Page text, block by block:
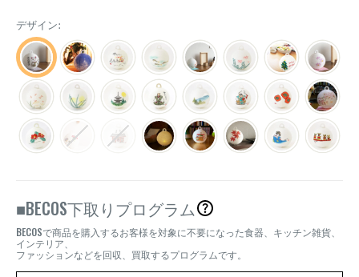
デザイン:
■BECOS下取りプログラム
BECOSで商品を購入するお客様を対象に不要になった食器、キッチン雑貨、
インテリア、
ファッションなどを回収、買取するプログラムです。